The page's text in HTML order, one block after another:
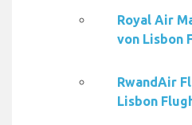
Royal Air
von Lisbon
RwandAir
Lisbon